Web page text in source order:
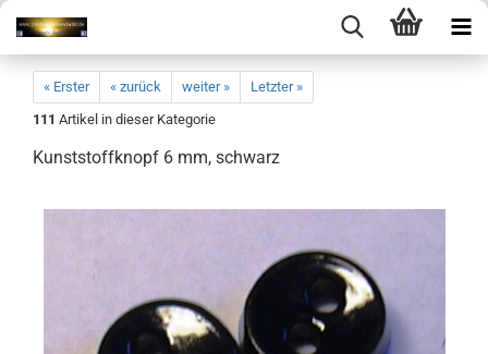
« Erster « zurück weiter »
Letzter »
111 Artikel in dieser Kategorie
Kunststoffknopf 6 mm, schwarz